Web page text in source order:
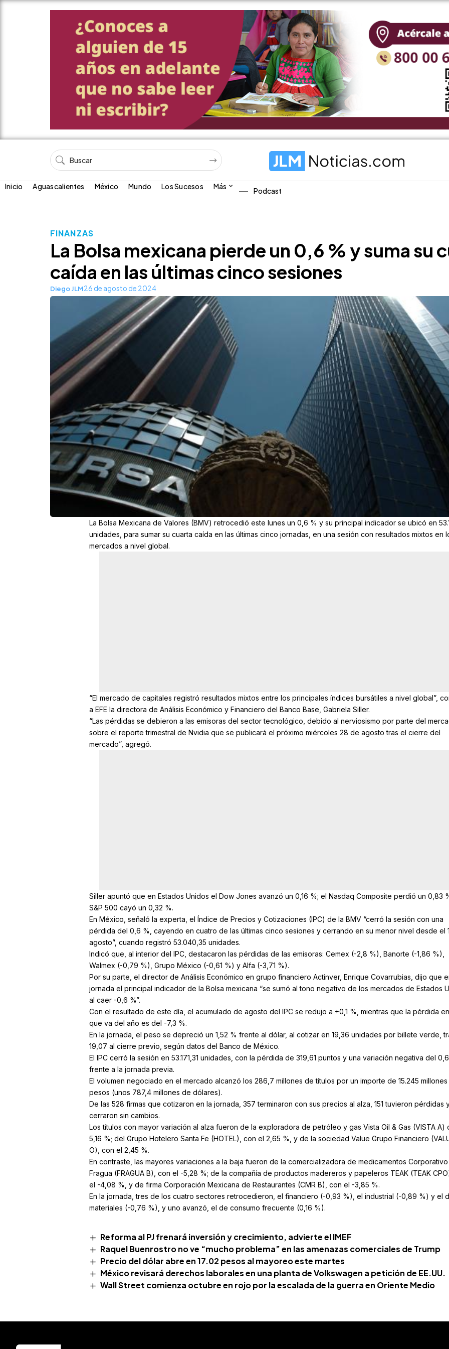
Inicio Aguascalientes México Mundo Los Sucesos Más Podcast
FINANZAS
La Bolsa mexicana pierde un 0,6 % y suma su
caída en las últimas cinco sesiones
Diego JLM26 de agosto de 2024
La Bolsa Mexicana de Valores (BMV) retrocedió este lunes un 0,6 % y su principal indicador se ubicó en
unidades, para sumar su cuarta caída en las últimas cinco jornadas, en una sesión con resultados mixtos en
mercados a nivel global.
“El mercado de capitales registró resultados mixtos entre los principales índices bursátiles a nivel global”,
a EFE la directora de Análisis Económico y Financiero del Banco Base, Gabriela Siller.
“Las pérdidas se debieron a las emisoras del sector tecnológico, debido al nerviosismo por parte del
sobre el reporte trimestral de Nvidia que se publicará el próximo miércoles 28 de agosto tras el cierre del
mercado”, agregó.
Siller apuntó que en Estados Unidos el Dow Jones avanzó un 0,16 %; el Nasdaq Composite perdió un 0,83
S&P 500 cayó un 0,32 %.
En México, señaló la experta, el Índice de Precios y Cotizaciones (IPC) de la BMV “cerró la sesión con una
pérdida del 0,6 %, cayendo en cuatro de las últimas cinco sesiones y cerrando en su menor nivel desde el
agosto”, cuando registró 53.040,35 unidades.
Indicó que, al interior del IPC, destacaron las pérdidas de las emisoras: Cemex (-2,8 %), Banorte (-1,86 %),
Walmex (-0,79 %), Grupo México (-0,61 %) y Alfa (-3,71 %).
Por su parte, el director de Análisis Económico en grupo financiero Actinver, Enrique Covarrubias, dijo que
jornada el principal indicador de la Bolsa mexicana “se sumó al tono negativo de los mercados de Estados
al caer -0,6 %”.
Con el resultado de este día, el acumulado de agosto del IPC se redujo a +0,1 %, mientras que la pérdida
que va del año es del -7,3 %.
En la jornada, el peso se depreció un 1,52 % frente al dólar, al cotizar en 19,36 unidades por billete verde,
19,07 al cierre previo, según datos del Banco de México.
El IPC cerró la sesión en 53.171,31 unidades, con la pérdida de 319,61 puntos y una variación negativa del
frente a la jornada previa.
El volumen negociado en el mercado alcanzó los 286,7 millones de títulos por un importe de 15.245
pesos (unos 787,4 millones de dólares).
De las 528 firmas que cotizaron en la jornada, 357 terminaron con sus precios al alza, 151 tuvieron pérdidas
cerraron sin cambios.
Los títulos con mayor variación al alza fueron de la exploradora de petróleo y gas Vista Oil & Gas (VISTA A)
5,16 %; del Grupo Hotelero Santa Fe (HOTEL), con el 2,65 %, y de la sociedad Value Grupo Financiero
O), con el 2,45 %.
En contraste, las mayores variaciones a la baja fueron de la comercializadora de medicamentos Corporativo
Fragua (FRAGUA B), con el -5,28 %; de la compañía de productos madereros y papeleros TEAK (TEAK
el -4,08 %, y de firma Corporación Mexicana de Restaurantes (CMR B), con el -3,85 %.
En la jornada, tres de los cuatro sectores retrocedieron, el financiero (-0,93 %), el industrial (-0,89 %) y el
materiales (-0,76 %), y uno avanzó, el de consumo frecuente (0,16 %).
Reforma al PJ frenará inversión y crecimiento, advierte el IMEF
Raquel Buenrostro no ve “mucho problema” en las amenazas comerciales de Trump
Precio del dólar abre en 17.02 pesos al mayoreo este martes
México revisará derechos laborales en una planta de Volkswagen a petición de EE.UU.
Wall Street comienza octubre en rojo por la escalada de la guerra en Oriente Medio